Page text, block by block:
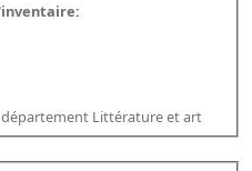
Littérature et art